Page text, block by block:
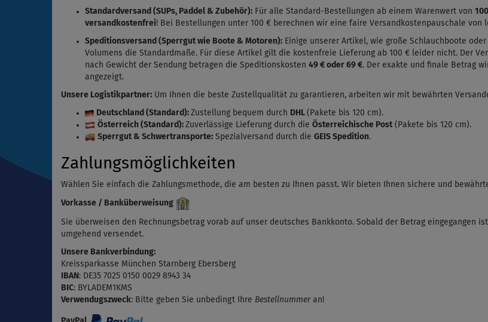
Standardversand (SUPs, Paddel & Zubehör): Für alle Standard-Bestellungen ab einem Warenwert von
versandkostenfrei! Bei Bestellungen unter 100 € berechnen wir eine faire Versandkostenpauschale von
Speditionsversand (Sperrgut wie Boote & Motoren): Einige unserer Artikel, wie große Schlauchboote
Volumens die Standardmaße. Für diese Artikel gilt die kostenfreie Lieferung ab 100 € leider nicht. Der
nach Gewicht der Sendung betragen die Speditionskosten 49 € oder 69 €. Der exakte und finale Betrag
angezeigt.
Unsere Logistikpartner: Um Ihnen die beste Zustellqualität zu garantieren, arbeiten wir mit bewährten
Deutschland (Standard): Zustellung bequem durch DHL (Pakete bis 120 cm).
Österreich (Standard): Zuverlässige Lieferung durch die Österreichische Post(Pakete bis 120 cm).
Sperrgut & Schwertransporte: Spezialversand durch die GEIS Spedition.
Zahlungsmöglichkeiten
Wählen Sie einfach die Zahlungsmethode, die am besten zu Ihnen passt. Wir bieten Ihnen sichere und
Vorkasse / Banküberweisung
Sie überweisen den Rechnungsbetrag vorab auf unser deutsches Bankkonto. Sobald der Betrag eingegangen
umgehend versendet.
Unsere Bankverbindung:
Kreissparkasse München Starnberg Ebersberg
IBAN : DE35 7025 0150 0029 8943 34
BIC: BYLADEM1KMS
Verwendugszweck: Bitte geben Sie unbedingt Ihre Bestellnummeran!